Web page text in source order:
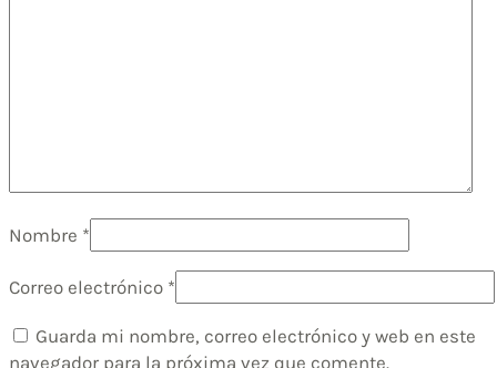
Nombre *
Correo electrónico *
Guarda mi nombre, correo electrónico y web en este
navegador para la próxima vez que comente.